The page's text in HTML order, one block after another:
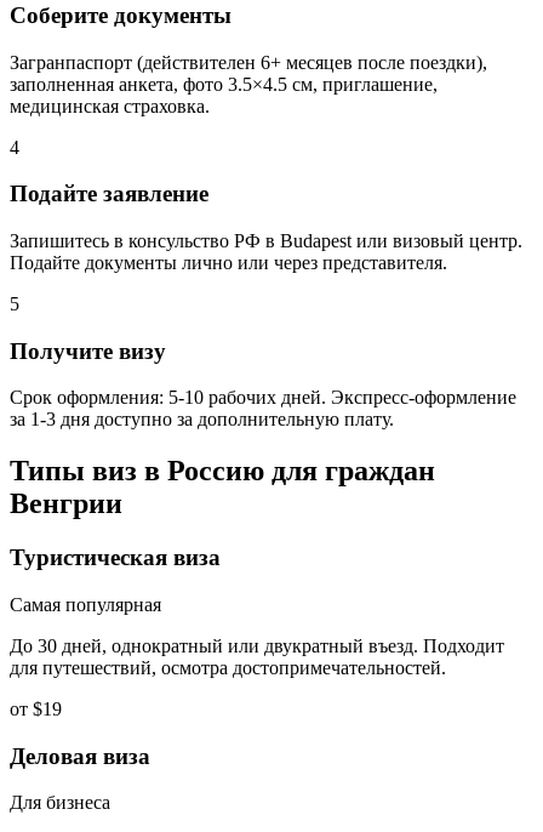
Соберите документы
Загранпаспорт (действителен 6+ месяцев после поездки),
заполненная анкета, фото 3.5×4.5 см, приглашение,
медицинская страховка.
4
Подайте заявление
Запишитесь в консульство РФ в Budapest или визовый центр.
Подайте документы лично или через представителя.
5
Получите визу
Срок оформления: 5-10 рабочих дней. Экспресс-оформление
за 1-3 дня доступно за дополнительную плату.
Типы виз в Россию для граждан
Венгрии
Туристическая виза
Самая популярная
До 30 дней, однократный или двукратный въезд. Подходит
для путешествий, осмотра достопримечательностей.
от $19
Деловая виза
Для бизнеса